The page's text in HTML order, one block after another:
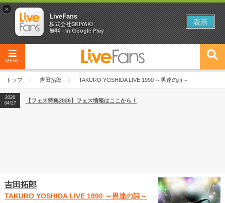
MENU
トップ 吉田拓郎 TAKURO YOSHIDA LIVE 1990 ～男達の詩～
2026
04/27
2026
【ライブ動員ランキング】2026年上半期編発表！
2026
04/27
【フェス特集2026】フェス情報はここから！
吉田拓郎
TAKURO YOSHIDA LIVE 1990 ～男達の詩～
×
LiveFans
株式会社SKIYAKI
無料 - In Google Play
表示